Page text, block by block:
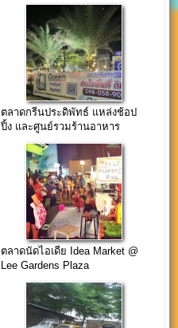
ตลาดกรีนประดิพัทธ์ แหล่งช้อป
ปิ้ง และศูนย์รวมร้านอาหาร
พร้อมที่นั่งพักชิลล์ ย่านประดิพัทธ์
ตลาดนัดไอเดีย Idea Market @
Lee Gardens Plaza